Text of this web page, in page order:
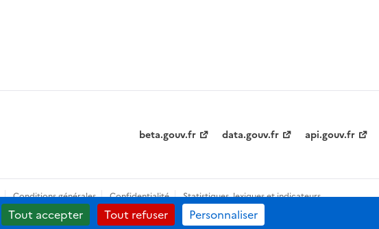
beta.gouv.fr data.gouv.fr api.gouv.fr
Conditions générales Confidentialité
Statistiques, lexiques et indicateurs
Tout accepter Tout refuser Personnaliser